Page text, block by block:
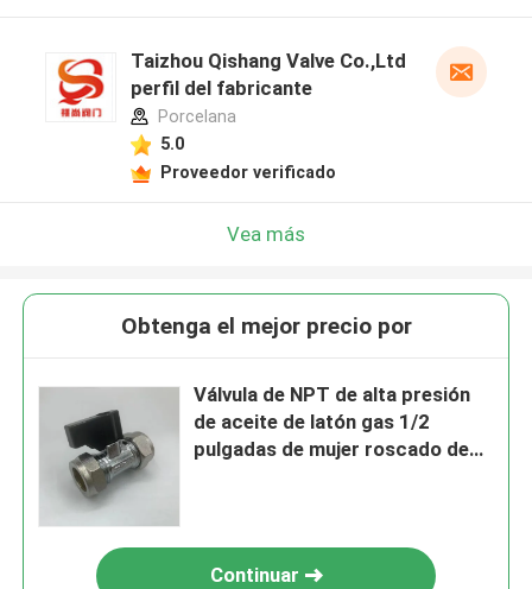
Taizhou Qishang Valve Co.,Ltd
perfil del fabricante
Porcelana
5.0
Proveedor verificado
Vea más
Obtenga el mejor precio por
Válvula de NPT de alta presión
de aceite de latón gas 1/2
pulgadas de mujer roscado de
Continuar